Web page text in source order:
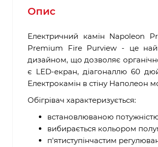
Опис
Електричний камін Napoleon
Premium Fire Purview - це
дизайном, що дозволяє
є LED-екран, діагоналлю 60
Електрокамін в стіну Наполеон
Обігрівач характеризується:
встановлюваною потужністю
вибирається кольором
п'ятиступінчастим